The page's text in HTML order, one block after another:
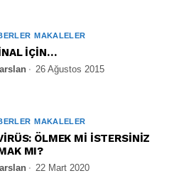
MAKALELER
İÇİN…
26 Ağustos 2015
MAKALELER
ÖLMEK Mİ İSTERSİNİZ
MI?
22 Mart 2020